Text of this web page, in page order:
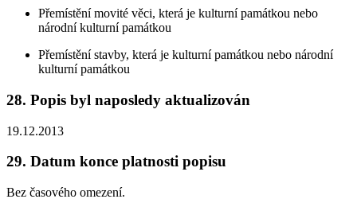
Přemístění movité věci, která je kulturní památkou nebo
národní kulturní památkou
Přemístění stavby, která je kulturní památkou nebo národní
kulturní památkou
28. Popis byl naposledy aktualizován
19.12.2013
29. Datum konce platnosti popisu
Bez časového omezení.